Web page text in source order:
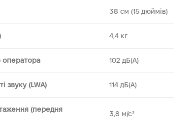
38 см (15 дюймів)
4,4 кг
оператора 102 дБ(А)
звуку (LWA) 114 дБ(А)
(передня
3,8 м/с²